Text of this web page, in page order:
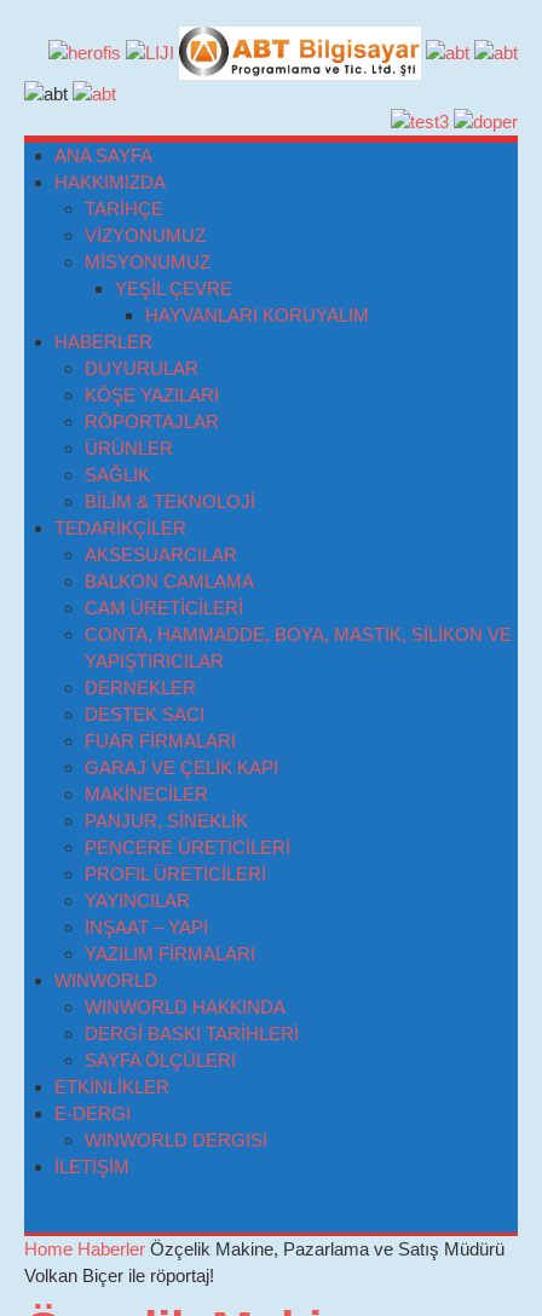
ANA SAYFA
HAKKIMIZDA
TARİHÇE
VİZYONUMUZ
MİSYONUMUZ
YEŞİL ÇEVRE
HAYVANLARI KORUYALIM
HABERLER
DUYURULAR
KÖŞE YAZILARI
RÖPORTAJLAR
ÜRÜNLER
SAĞLIK
BİLİM & TEKNOLOJİ
TEDARİKÇİLER
AKSESUARCILAR
BALKON CAMLAMA
CAM ÜRETİCİLERİ
CONTA, HAMMADDE, BOYA, MASTİK, SİLİKON VE
YAPIŞTIRICILAR
DERNEKLER
DESTEK SACI
FUAR FİRMALARI
GARAJ VE ÇELİK KAPI
MAKİNECİLER
PANJUR, SİNEKLİK
PENCERE ÜRETİCİLERİ
PROFIL ÜRETİCİLERİ
YAYINCILAR
İNŞAAT – YAPI
YAZILIM FİRMALARI
WINWORLD
WINWORLD HAKKINDA
DERGİ BASKI TARİHLERİ
SAYFA ÖLÇÜLERI
ETKİNLİKLER
E-DERGI
WINWORLD DERGISI
İLETİŞİM
Home Haberler Özçelik Makine, Pazarlama ve Satış Müdürü
Volkan Biçer ile röportaj!